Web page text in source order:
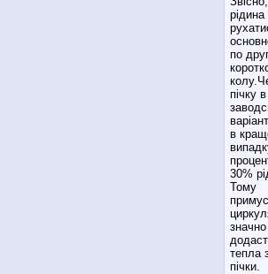
по
пічку в
в
30%
Тому
значно
тепла
пічки.